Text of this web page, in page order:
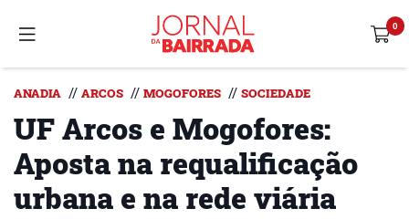
ANADIA // ARCOS // MOGOFORES // SOCIEDADE
UF Arcos e Mogofores:
Aposta na requalificação
urbana e na rede viária